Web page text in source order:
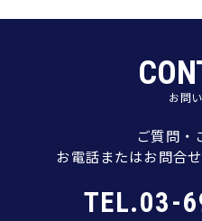
お問
ご質問・
お電話またはお問合
TEL.03-